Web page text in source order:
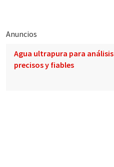
Anuncios
Agua ultrapura para
precisos y fiables